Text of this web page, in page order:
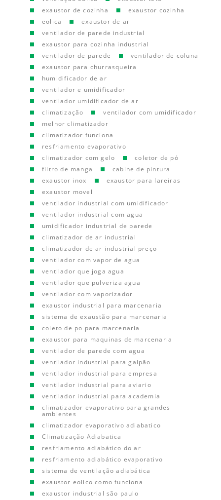
exaustor de cozinha
exaustor cozinha
eolica
exaustor de ar
ventilador de parede industrial
exaustor para cozinha industrial
ventilador de parede
ventilador de coluna
exaustor para churrasqueira
humidificador de ar
ventilador e umidificador
ventilador umidificador de ar
climatização
ventilador com umidificador
melhor climatizador
climatizador funciona
resfriamento evaporativo
climatizador com gelo
coletor de pó
filtro de manga
cabine de pintura
exaustor inox
exaustor para lareiras
exaustor movel
ventilador industrial com umidificador
ventilador industrial com agua
umidificador industrial de parede
climatizador de ar industrial
climatizador de ar industrial preço
ventilador com vapor de agua
ventilador que joga agua
ventilador que pulveriza agua
ventilador com vaporizador
exaustor industrial para marcenaria
sistema de exaustão para marcenaria
coleto de po para marcenaria
exaustor para maquinas de marcenaria
ventilador de parede com agua
ventilador industrial para galpão
ventilador industrial para empresa
ventilador industrial para aviario
ventilador industrial para academia
climatizador evaporativo para grandes
ambientes
climatizador evaporativo adiabatico
Climatização Adiabatica
resfriamento adiabático do ar
resfriamento adiabático evaporativo
sistema de ventilação adiabática
exaustor eolico como funciona
exaustor industrial são paulo